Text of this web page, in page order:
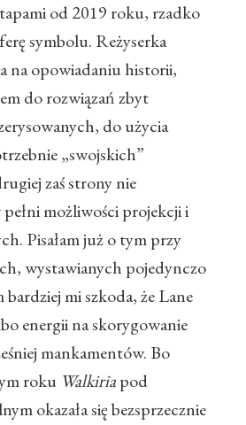
od 2019 roku, rzadko
symbolu. Reżyserka
na opowiadaniu historii,
do rozwiązań zbyt
do użycia
„swojskich”
zaś strony nie
możliwości projekcji i
Pisałam już o tym przy
wystawianych pojedynczo
mi szkoda, że Lane
energii na skorygowanie
mankamentów. Bo
roku Walkiriapod
okazała się bezsprzecznie